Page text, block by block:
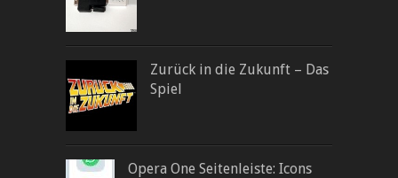
Zurück in die Zukunft – Das
Spiel
Opera One Seitenleiste: Icons